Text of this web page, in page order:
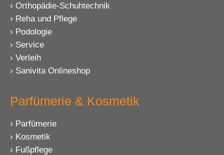
Orthopädie-Schuhtechnik
Reha und Pflege
Podologie
Service
Verleih
Sanivita Onlineshop
Parfümerie & Kosmetik
Parfümerie
Kosmetik
Fußpflege